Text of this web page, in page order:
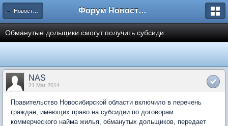
← Новости рынка недвижимости Форум Новостройки
Обманутые дольщики смогут получить субсиди...
NAS
21 Mar 2014
Правительство Новосибирской области включило в перечень
граждан, имеющих право на субсидии по договорам
коммерческого найма жилья, обманутых дольщиков, передает